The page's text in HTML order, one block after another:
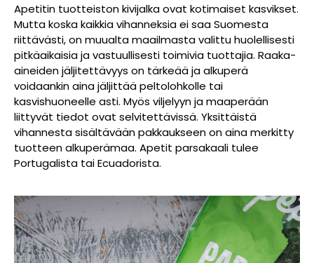
Apetitin tuotteiston kivijalka ovat kotimaiset kasvikset.
Mutta koska kaikkia vihanneksia ei saa Suomesta
riittävästi, on muualta maailmasta valittu huolellisesti
pitkäaikaisia ja vastuullisesti toimivia tuottajia. Raaka-
aineiden jäljitettävyys on tärkeää ja alkuperä
voidaankin aina jäljittää peltolohkolle tai
kasvishuoneelle asti. Myös viljelyyn ja maaperään
liittyvät tiedot ovat selvitettävissä. Yksittäistä
vihannesta sisältävään pakkaukseen on aina merkitty
tuotteen alkuperämaa. Apetit parsakaali tulee
Portugalista tai Ecuadorista.